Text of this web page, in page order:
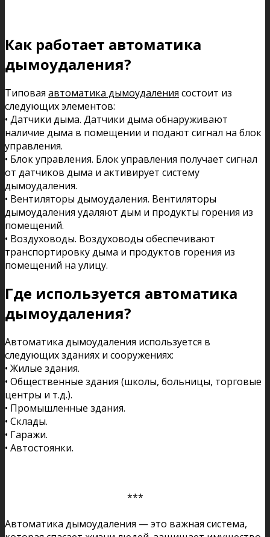
Как работает автоматика
дымоудаления?
Типовая автоматика дымоудаления состоит из
следующих элементов:
• Датчики дыма. Датчики дыма обнаруживают
наличие дыма в помещении и подают сигнал на блок
управления.
• Блок управления. Блок управления получает сигнал
от датчиков дыма и активирует систему
дымоудаления.
• Вентиляторы дымоудаления. Вентиляторы
дымоудаления удаляют дым и продукты горения из
помещений.
• Воздуховоды. Воздуховоды обеспечивают
транспортировку дыма и продуктов горения из
помещений на улицу.
Где используется автоматика
дымоудаления?
Автоматика дымоудаления используется в
следующих зданиях и сооружениях:
• Жилые здания.
• Общественные здания (школы, больницы, торговые
центры и т.д.).
• Промышленные здания.
• Склады.
• Гаражи.
• Автостоянки.
***
Автоматика дымоудаления — это важная система,